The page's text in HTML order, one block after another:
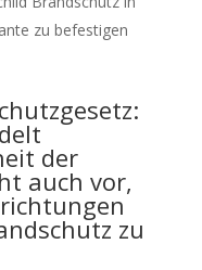
zu befestigen
der
auch vor,
zu